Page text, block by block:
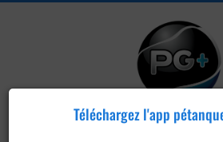
Téléchargez l'app